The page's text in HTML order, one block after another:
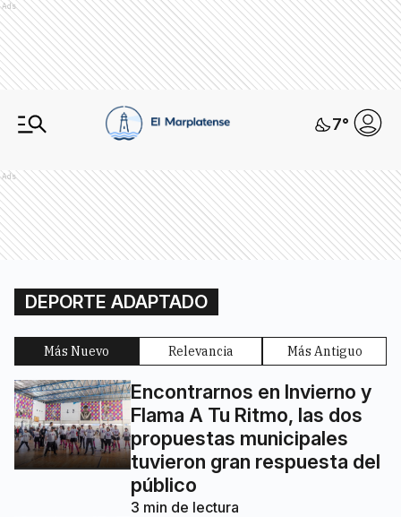
Ads
7°
Ads
DEPORTE ADAPTADO
Más Nuevo Relevancia Más Antiguo
Encontrarnos en Invierno y
Flama A Tu Ritmo, las dos
propuestas municipales
tuvieron gran respuesta del
público
3 min de lectura